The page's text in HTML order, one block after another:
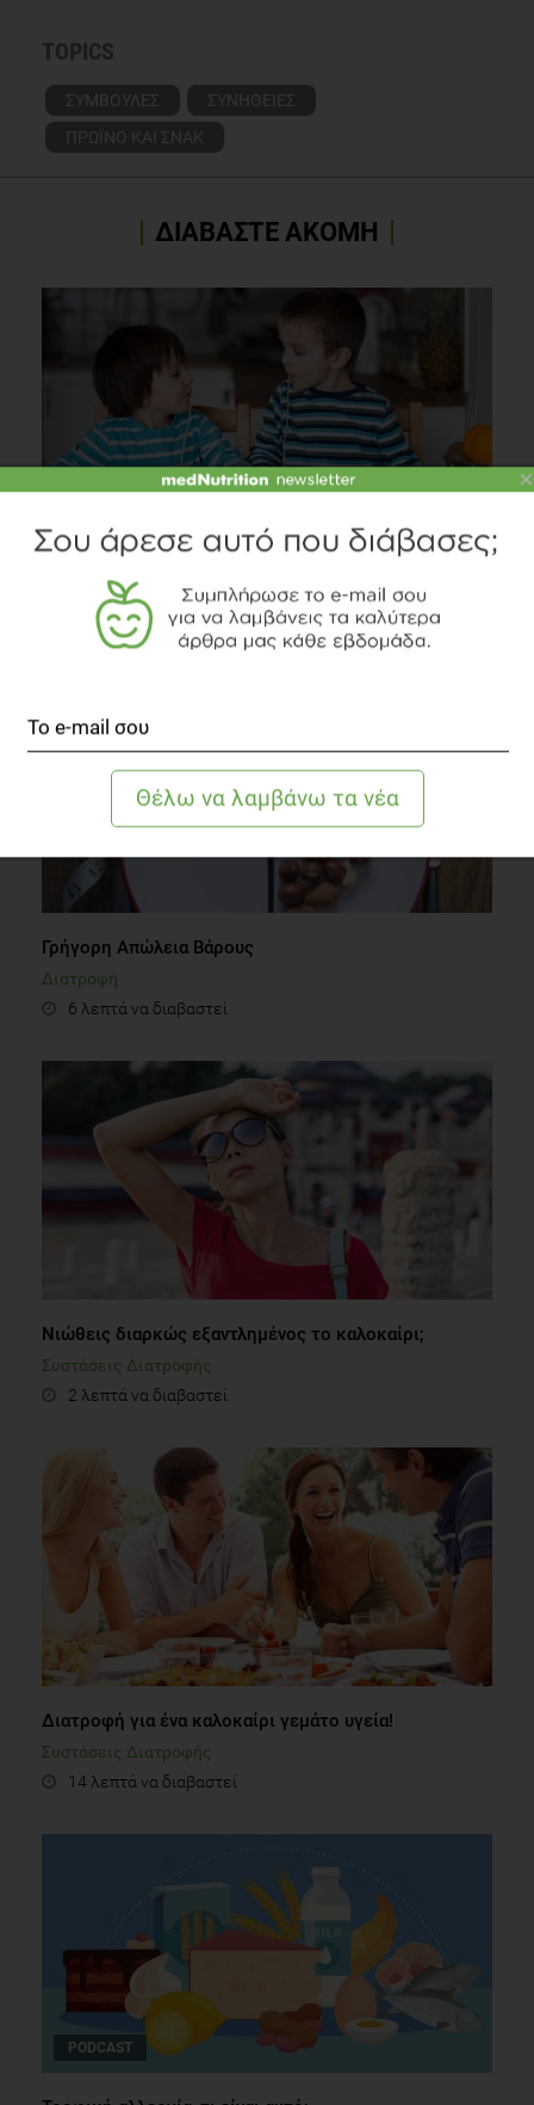
TOPICS
ΣΥΜΒΟΥΛΕΣ
ΣΥΝΗΘΕΙΕΣ
ΠΡΩΪΝΟ ΚΑΙ ΣΝΑΚ
ΔΙΑΒΑΣΤΕ ΑΚΟΜΗ
Διατροφικές ελλείψεις στα παιδιά
Οικογένεια
3 λεπτά να διαβαστεί
Γρήγορη Απώλεια Βάρους
Διατροφή
6 λεπτά να διαβαστεί
Νιώθεις διαρκώς εξαντλημένος το καλοκαίρι;
Συστάσεις Διατροφής
2 λεπτά να διαβαστεί
Διατροφή για ένα καλοκαίρι γεμάτο υγεία!
Συστάσεις Διατροφής
14 λεπτά να διαβαστεί
PODCAST
×